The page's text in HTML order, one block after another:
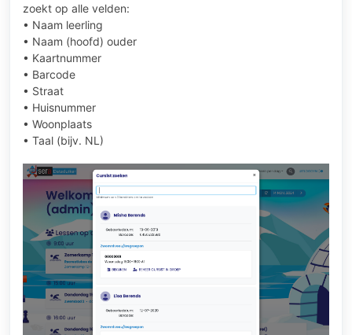
zoekt op alle velden:
• Naam leerling
• Naam (hoofd) ouder
• Kaartnummer
• Barcode
• Straat
• Huisnummer
• Woonplaats
• Taal (bijv. NL)